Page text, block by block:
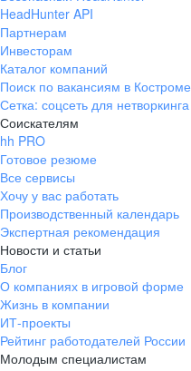
HeadHunter API
Партнерам
Инвесторам
Каталог компаний
Поиск по вакансиям в Костроме
Сетка: соцсеть для нетворкинга
Соискателям
hh PRO
Готовое резюме
Все сервисы
Хочу у вас работать
Производственный календарь
Экспертная рекомендация
Новости и статьи
Блог
О компаниях в игровой форме
Жизнь в компании
ИТ-проекты
Рейтинг работодателей России
Молодым специалистам